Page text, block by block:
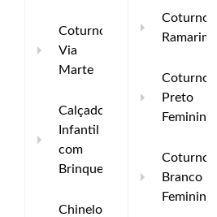
Coturno
Via
Marte
Calçado
Infantil
com
Brinquedo
Chinelo
Coturno
Ramarim
Coturno
Preto
Feminino
Coturno
Branco
Feminino